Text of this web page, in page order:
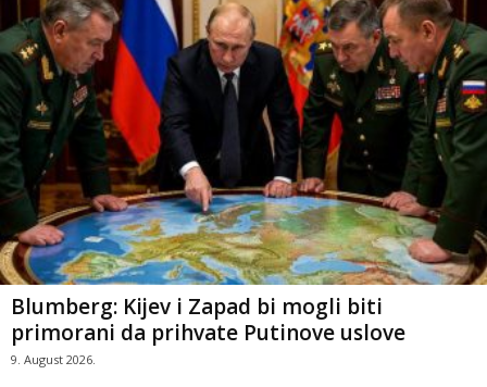
Blumberg: Kijev i Zapad bi mogli biti
primorani da prihvate Putinove uslove
9. August 2026.